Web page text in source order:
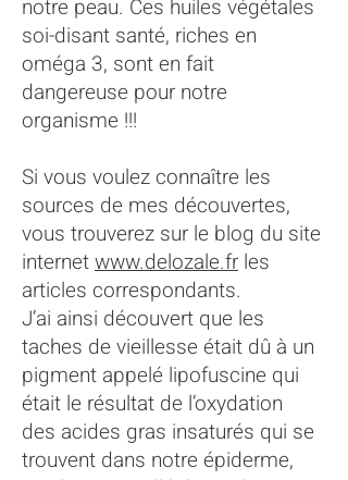
notre peau. Ces huiles végétales
soi-disant santé, riches en
oméga 3, sont en fait
dangereuse pour notre
organisme !!!
Si vous voulez connaître les
sources de mes découvertes,
vous trouverez sur le blog du site
internetwww.delozale.fr les
articles correspondants.
J’ai ainsi découvert que les
taches de vieillesse était dû à un
pigment appelé lipofuscine qui
était le résultat de l’oxydation
des acides gras insaturés qui se
trouvent dans notre épiderme,